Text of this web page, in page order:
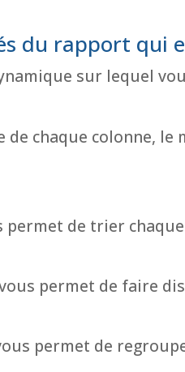
du rapport qui
sur lequel
de chaque colonne,
permet de trier
permet de faire
permet de